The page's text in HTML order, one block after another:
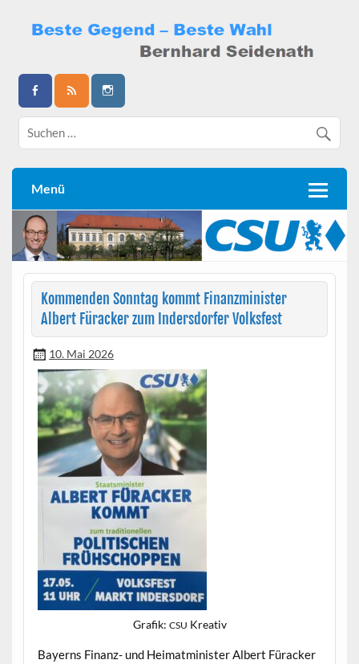
content
Bernhard Seidenath
Menü
Kommenden Sonntag kommt Finanzminister
Albert Füracker zum Indersdorfer Volksfest
10. Mai 2026
Grafik: CSU Kreativ
Bay­erns Finanz- und Heimat­min­is­ter Albert Füracker